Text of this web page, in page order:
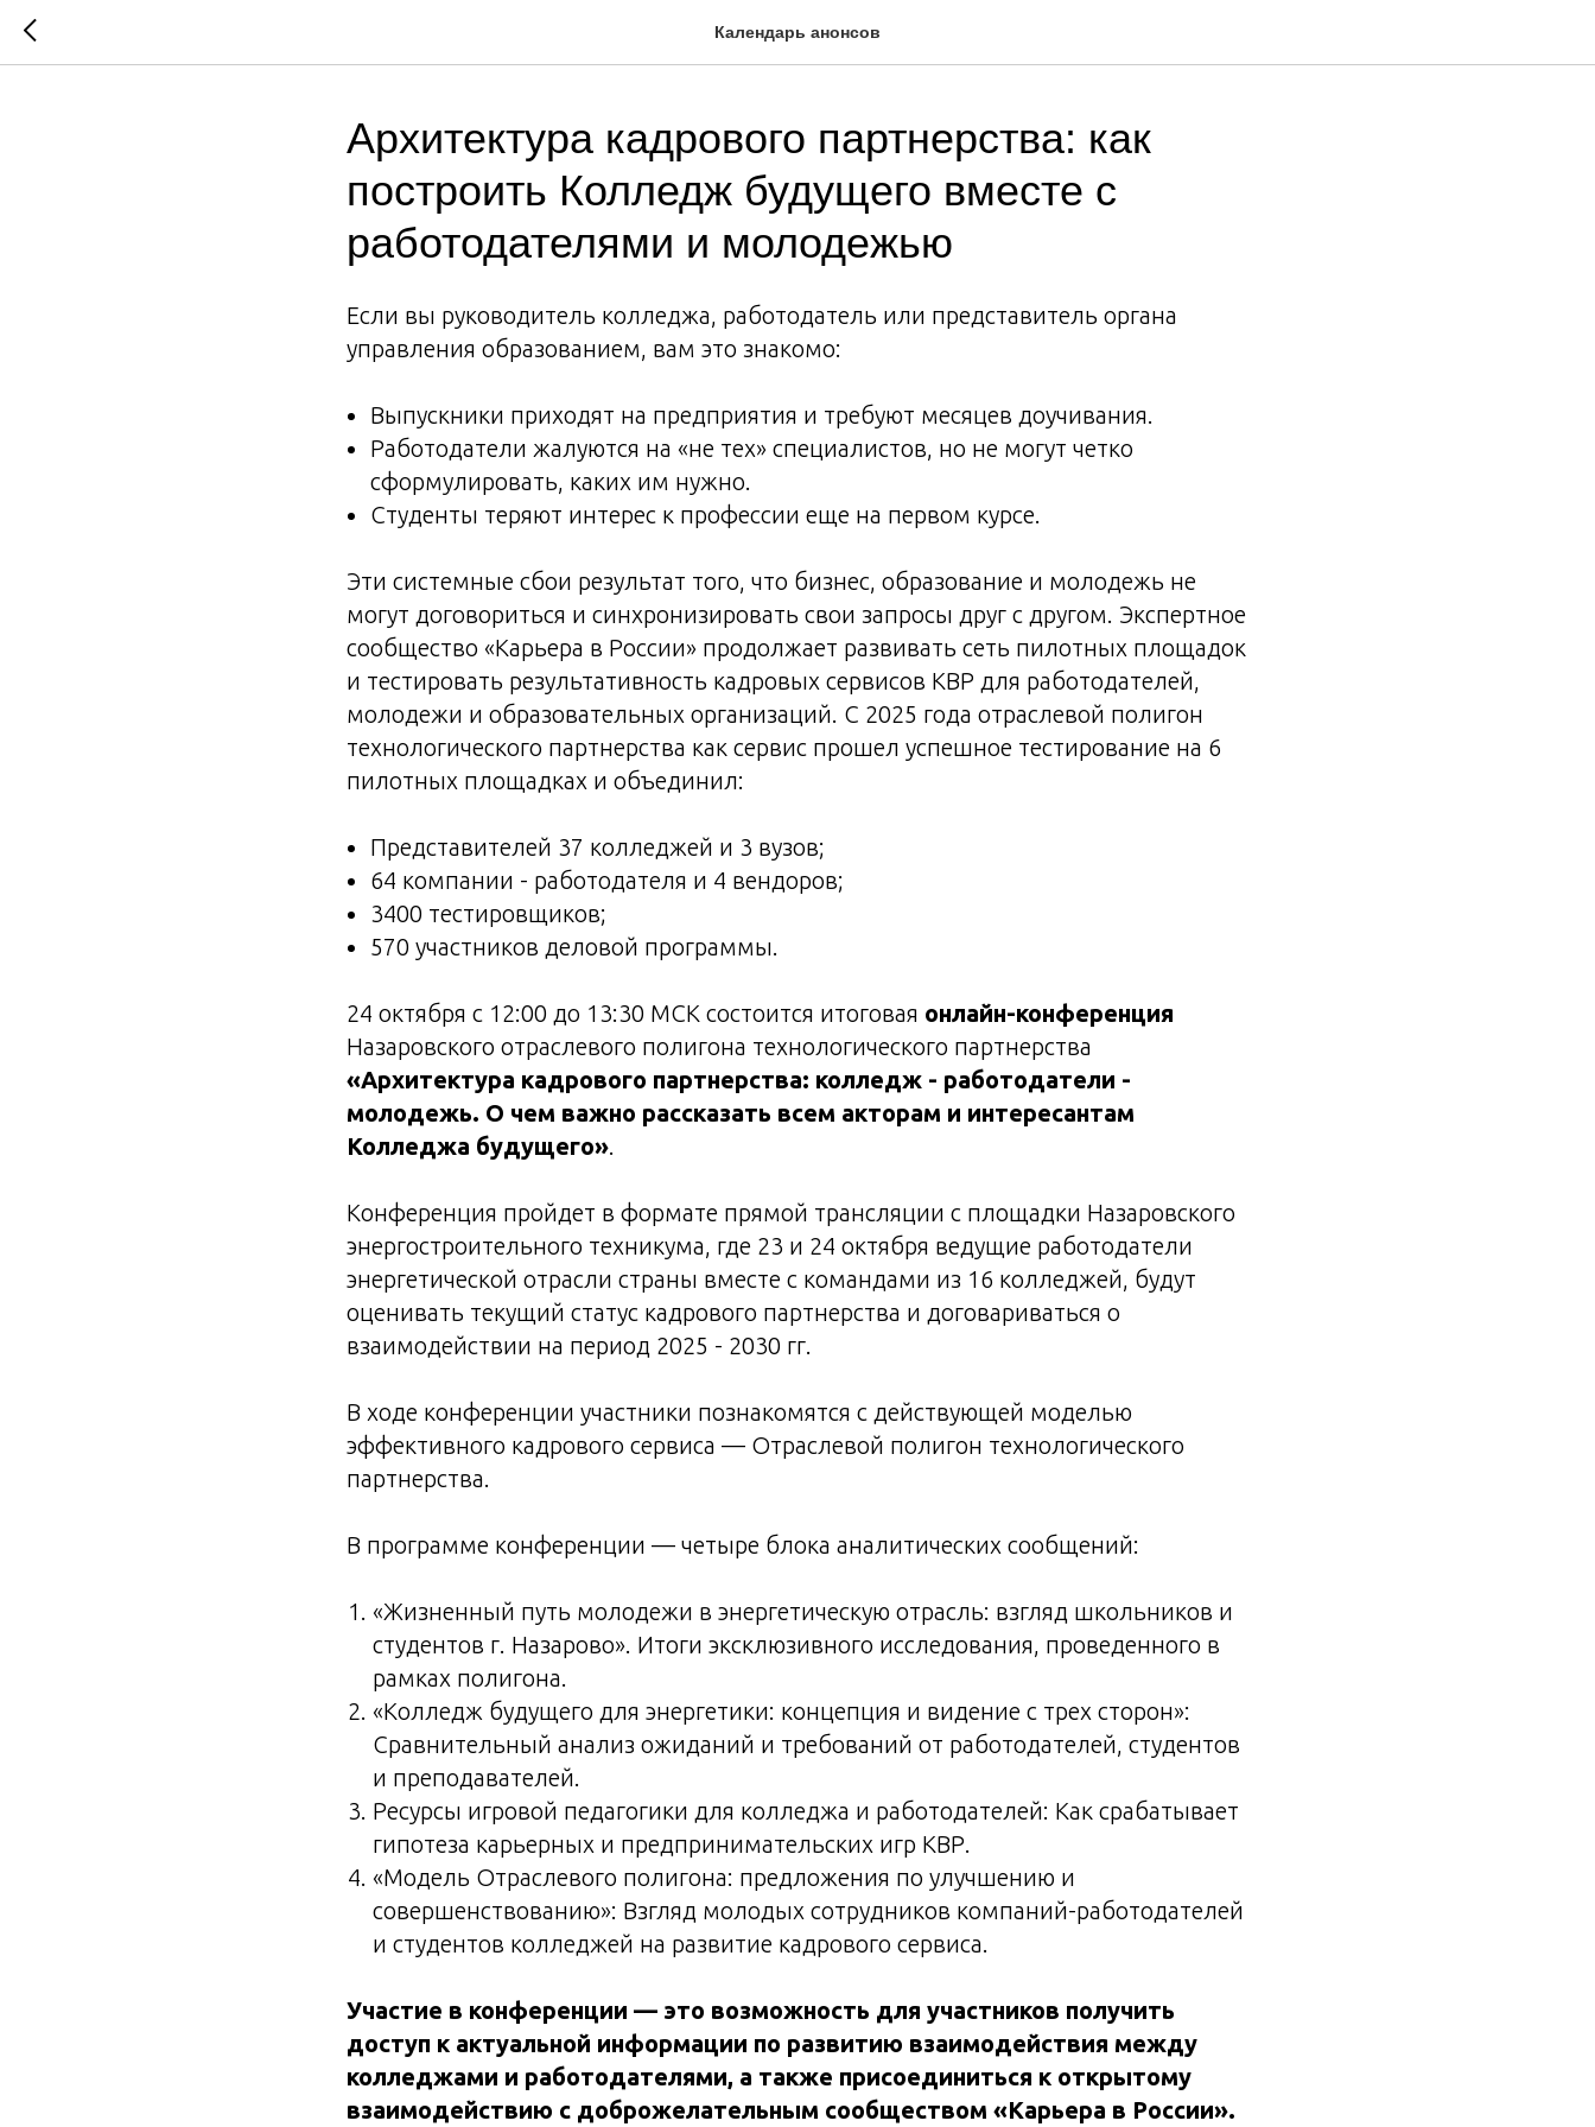
Календарь анонсов
Архитектура кадрового партнерства: как
построить Колледж будущего вместе с
работодателями и молодежью
Если вы руководитель колледжа, работодатель или представитель органа
управления образованием, вам это знакомо:
Выпускники приходят на предприятия и требуют месяцев доучивания.
Работодатели жалуются на «не тех» специалистов, но не могут четко
сформулировать, каких им нужно.
Студенты теряют интерес к профессии еще на первом курсе.
Эти системные сбои результат того, что бизнес, образование и молодежь не
могут договориться и синхронизировать свои запросы друг с другом. Экспертное
сообщество «Карьера в России» продолжает развивать сеть пилотных площадок
и тестировать результативность кадровых сервисов КВР для работодателей,
молодежи и образовательных организаций. С 2025 года отраслевой полигон
технологического партнерства как сервис прошел успешное тестирование на 6
пилотных площадках и объединил:
Представителей 37 колледжей и 3 вузов;
64 компании - работодателя и 4 вендоров;
3400 тестировщиков;
570 участников деловой программы.
24 октября с 12:00 до 13:30 МСК состоится итоговая онлайн-конференция
Назаровского отраслевого полигона технологического партнерства
«Архитектура кадрового партнерства: колледж - работодатели -
молодежь. О чем важно рассказать всем акторам и интересантам
Колледжа будущего».
Конференция пройдет в формате прямой трансляции с площадки Назаровского
энергостроительного техникума, где 23 и 24 октября ведущие работодатели
энергетической отрасли страны вместе с командами из 16 колледжей, будут
оценивать текущий статус кадрового партнерства и договариваться о
взаимодействии на период 2025 - 2030 гг.
В ходе конференции участники познакомятся с действующей моделью
эффективного кадрового сервиса — Отраслевой полигон технологического
партнерства.
В программе конференции — четыре блока аналитических сообщений:
«Жизненный путь молодежи в энергетическую отрасль: взгляд школьников и
студентов г. Назарово». Итоги эксклюзивного исследования, проведенного в
рамках полигона.
«Колледж будущего для энергетики: концепция и видение с трех сторон»:
Сравнительный анализ ожиданий и требований от работодателей, студентов
и преподавателей.
Ресурсы игровой педагогики для колледжа и работодателей: Как срабатывает
гипотеза карьерных и предпринимательских игр КВР.
«Модель Отраслевого полигона: предложения по улучшению и
совершенствованию»: Взгляд молодых сотрудников компаний-работодателей
и студентов колледжей на развитие кадрового сервиса.
Участие в конференции — это возможность для участников получить
доступ к актуальной информации по развитию взаимодействия между
колледжами и работодателями, а также присоединиться к открытому
взаимодействию с доброжелательным сообществом «Карьера в России».